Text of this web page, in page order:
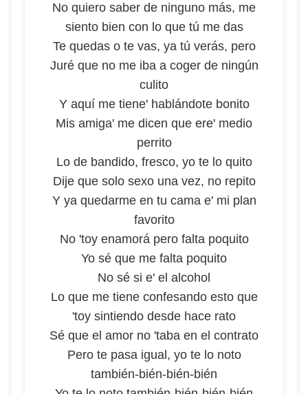
No quiero saber de ninguno más, me
siento bien con lo que tú me das
Te quedas o te vas, ya tú verás, pero
Juré que no me iba a coger de ningún
culito
Y aquí me tiene' hablándote bonito
Mis amiga' me dicen que ere' medio
perrito
Lo de bandido, fresco, yo te lo quito
Dije que solo sexo una vez, no repito
Y ya quedarme en tu cama e' mi plan
favorito
No 'toy enamorá pero falta poquito
Yo sé que me falta poquito
No sé si e' el alcohol
Lo que me tiene confesando esto que
'toy sintiendo desde hace rato
Sé que el amor no 'taba en el contrato
Pero te pasa igual, yo te lo noto
también-bién-bién-bién